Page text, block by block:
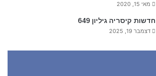
מאי 15, 2020
חדשות קיסריה גיליון 649
דצמבר 19, 2025